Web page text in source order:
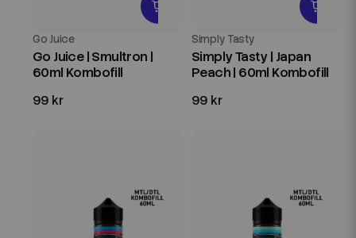
Go Juice
Go Juice | Smultron |
60ml Kombofill
99 kr
Simply Tasty
Simply Tasty | Japan
Peach | 60ml Kombofill
99 kr